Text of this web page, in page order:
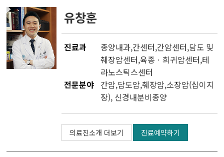
유창훈
진료과 종양내과,간센터,간암센터,담도 및
췌장암센터,육종ㆍ희귀암센터,테
라노스틱스센터
전문분야 간암,담도암,췌장암,소장암(십이지
장), 신경내분비종양
의료진소개 더보기 진료예약하기